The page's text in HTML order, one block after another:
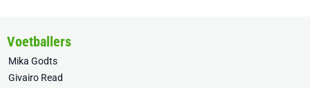
Voetballers
Mika Godts
Givairo Read